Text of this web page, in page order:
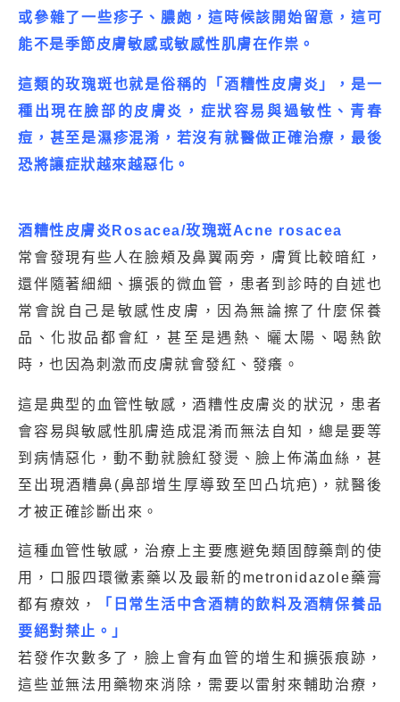
或參雜了一些疹子、膿皰，這時候該開始留意，這可
能不是季節皮膚敏感或敏感性肌膚在作祟。
這類的玫瑰斑也就是俗稱的「酒糟性皮膚炎」，是一
種出現在臉部的皮膚炎，症狀容易與過敏性、青春
痘，甚至是濕疹混淆，若沒有就醫做正確治療，最後
恐將讓症狀越來越惡化。
酒糟性皮膚炎Rosacea/玫瑰斑Acne rosacea
常會發現有些人在臉頰及鼻翼兩旁，膚質比較暗紅，
還伴隨著細細、擴張的微血管，患者到診時的自述也
常會說自己是敏感性皮膚，因為無論擦了什麼保養
品、化妝品都會紅，甚至是遇熱、曬太陽、喝熱飲
時，也因為刺激而皮膚就會發紅、發癢。
這是典型的血管性敏感，酒糟性皮膚炎的狀況，患者
會容易與敏感性肌膚造成混淆而無法自知，總是要等
到病情惡化，動不動就臉紅發燙、臉上佈滿血絲，甚
至出現酒糟鼻(鼻部增生厚導致至凹凸坑疤)，就醫後
才被正確診斷出來。
這種血管性敏感，治療上主要應避免類固醇藥劑的使
用，口服四環黴素藥以及最新的metronidazole藥膏
都有療效，
「日常生活中含酒精的飲料及酒精保養品
要絕對禁止。」
若發作次數多了，臉上會有血管的增生和擴張痕跡，
這些並無法用藥物來消除，需要以雷射來輔助治療，